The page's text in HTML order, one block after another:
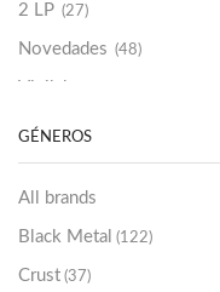
2 LP (27)
Novedades (48)
Sold Out
GÉNEROS
All brands
Black Metal (122)
Crust (37)